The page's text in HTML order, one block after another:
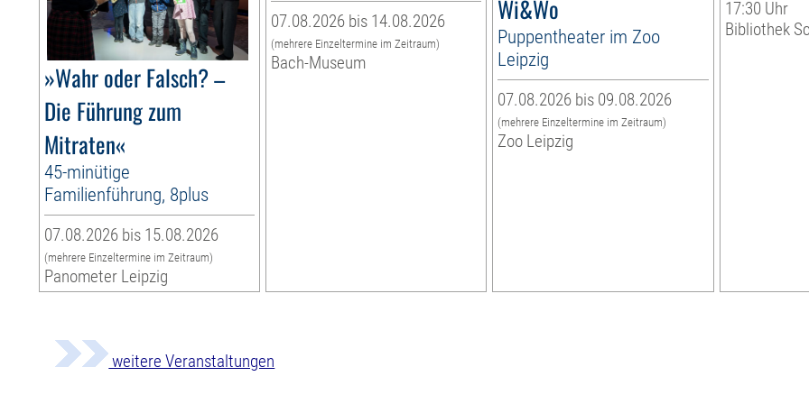
»Wahr oder Falsch? –
Die Führung zum
Mitraten«
45-minütige
Familienführung, 8plus
07.08.2026 bis 15.08.2026
(mehrere Einzeltermine im Zeitraum)
Panometer Leipzig
07.08.2026 bis 14.08.2026
(mehrere Einzeltermine im Zeitraum)
Bach-Museum
Wi&Wo
Puppentheater im Zoo
Leipzig
07.08.2026 bis 09.08.2026
(mehrere Einzeltermine im Zeitraum)
Zoo Leipzig
17:30 Uhr
Bibliothek
weitere Veranstaltungen